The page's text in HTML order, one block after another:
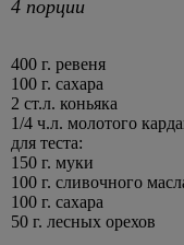
4 порции
400 г. ревеня
100 г. сахара
2 ст.л. коньяка
1/4 ч.л. молотого
для теста:
150 г. муки
100 г. сливочного
100 г. сахара
50 г. лесных орехов